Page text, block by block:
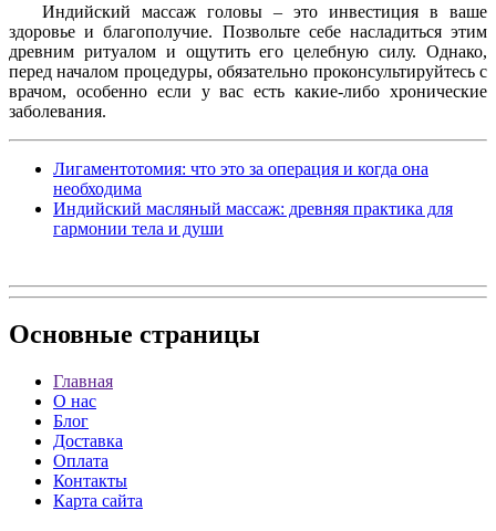
Индийский массаж головы – это инвестиция в ваше
здоровье и благополучие. Позвольте себе насладиться этим
древним ритуалом и ощутить его целебную силу. Однако,
перед началом процедуры, обязательно проконсультируйтесь с
врачом, особенно если у вас есть какие-либо хронические
заболевания.
Лигаментотомия: что это за операция и когда она
необходима
Индийский масляный массаж: древняя практика для
гармонии тела и души
Основные страницы
Главная
О нас
Блог
Доставка
Оплата
Контакты
Карта сайта